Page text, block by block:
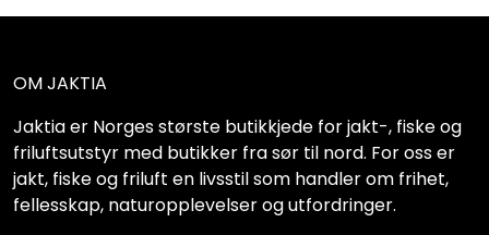
OM JAKTIA
Jaktia er Norges største butikkjede for jakt-, fiske og
friluftsutstyr med butikker fra sør til nord. For oss er
jakt, fiske og friluft en livsstil som handler om frihet,
fellesskap, naturopplevelser og utfordringer.